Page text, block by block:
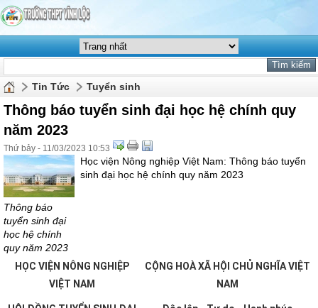
Tin Tức Tuyển sinh
Thông báo tuyển sinh đại học hệ chính quy
năm 2023
Thứ bảy - 11/03/2023 10:53
Thông báo
tuyển sinh đại
học hệ chính
quy năm 2023
Học viện Nông nghiệp Việt Nam: Thông báo tuyển
sinh đại học hệ chính quy năm 2023
HỌC VIỆN NÔNG NGHIỆP
VIỆT NAM
CỘNG HOÀ XÃ HỘI CHỦ NGHĨA VIỆT
NAM